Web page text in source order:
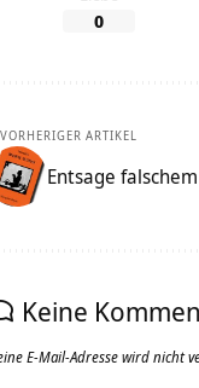
0
VORHERIGER ARTIKEL
Entsage
Keine
E-Mail-Adresse wird nicht